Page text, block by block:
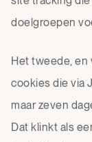
doelgroepen
Het tweede, en
cookies die via
maar zeven
Dat klinkt als